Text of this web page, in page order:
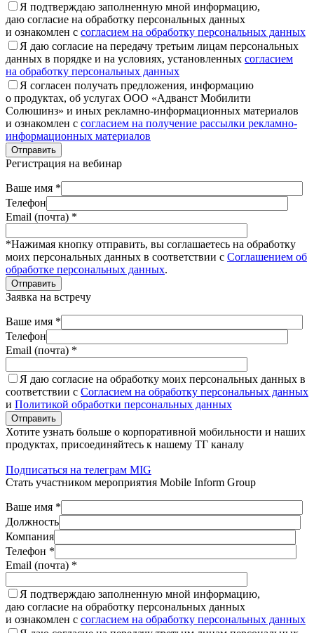
Я подтверждаю заполненную мной информацию,
даю согласие на обработку персональных данных
и ознакомлен с согласием на обработку персональных данных
Я даю согласие на передачу третьим лицам персональных
данных в порядке и на условиях, установленных согласием
на обработку персональных данных
Я согласен получать предложения, информацию
о продуктах, об услугах ООО «Адванст Мобилити
Солюшинз» и иных рекламно-информационных материалов
и ознакомлен с согласием на получение рассылки рекламно-
информационных материалов
Отправить
Регистрация на вебинар
Ваше имя *
Телефон
Email (почта) *
*Нажимая кнопку отправить, вы соглашаетесь на обработку
моих персональных данных в соответствии с Соглашением об
обработке персональных данных.
Отправить
Заявка на встречу
Ваше имя *
Телефон
Email (почта) *
Я даю согласие на обработку моих персональных данных в
соответствии с Согласием на обработку персональных данных
и Политикой обработки персональных данных
Отправить
Хотите узнать больше о корпоративной мобильности и наших
продуктах, присоединяйтесь к нашему ТГ каналу
Подписаться на телеграм MIG
Стать участником мероприятия Mobile Inform Group
Ваше имя *
Должность
Компания
Телефон *
Email (почта) *
Я подтверждаю заполненную мной информацию,
даю согласие на обработку персональных данных
и ознакомлен с согласием на обработку персональных данных